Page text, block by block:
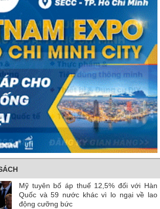
Mỹ tuyên bố áp thuế 12,5% đối với Hàn
Quốc và 59 nước khác vì lo ngại về lao
động cưỡng bức